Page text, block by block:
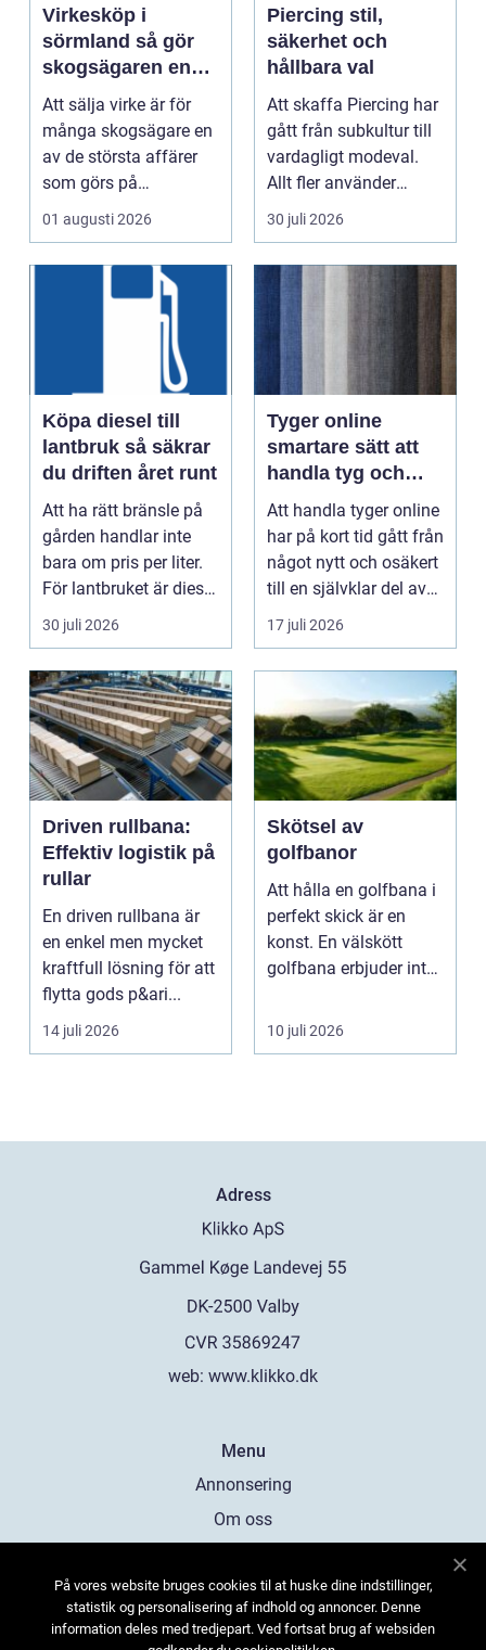
Virkesköp i
sörmland så gör
skogsägaren en
trygg och lönsam
affär
Att sälja virke är för
många skogsägare en
av de största affärer
som görs på
fastigheten. Samtidigt
01 augusti 2026
Piercing stil,
säkerhet och
hållbara val
Att skaffa Piercing har
gått från subkultur till
vardagligt modeval.
Allt fler använder
piercade smy...
30 juli 2026
Köpa diesel till
lantbruk så säkrar
du driften året runt
Att ha rätt bränsle på
gården handlar inte
bara om pris per liter.
För lantbruket är diesel
en förut...
30 juli 2026
Tyger online
smartare sätt att
handla tyg och
hemtextil
Att handla tyger online
har på kort tid gått från
något nytt och osäkert
till en självklar del av
må...
17 juli 2026
Driven rullbana:
Effektiv logistik på
rullar
En driven rullbana är
en enkel men mycket
kraftfull lösning för att
flytta gods p&ari...
14 juli 2026
Skötsel av
golfbanor
Att hålla en golfbana i
perfekt skick är en
konst. En välskött
golfbana erbjuder inte
10 juli 2026
Adress
web: www.klikko.dk
Menu
Annonsering
Om oss
Kontakta oss
Sitemap
På vores website bruges cookies til at huske dine indstillinger,
statistik og personalisering af indhold og annoncer. Denne
information deles med tredjepart. Ved fortsat brug af websiden